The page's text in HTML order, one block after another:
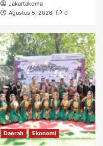
Jakartakoma
Agustus 5, 2026
0
Daerah Ekonomi